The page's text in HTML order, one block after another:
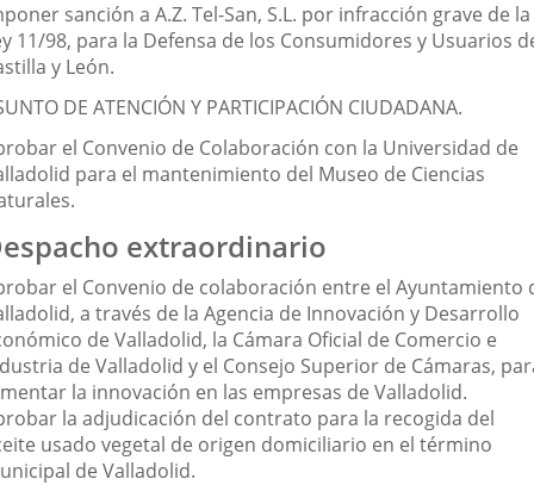
sanción a A.Z. Tel-San, S.L. por infracción grave de la
11/98, para la Defensa de los Consumidores y Usuarios
y León.
DE ATENCIÓN Y PARTICIPACIÓN CIUDADANA.
el Convenio de Colaboración con la Universidad de
para el mantenimiento del Museo de Ciencias
extraordinario
el Convenio de colaboración entre el Ayuntamiento
a través de la Agencia de Innovación y Desarrollo
de Valladolid, la Cámara Oficial de Comercio e
de Valladolid y el Consejo Superior de Cámaras,
la innovación en las empresas de Valladolid.
la adjudicación del contrato para la recogida del
usado vegetal de origen domiciliario en el término
de Valladolid.